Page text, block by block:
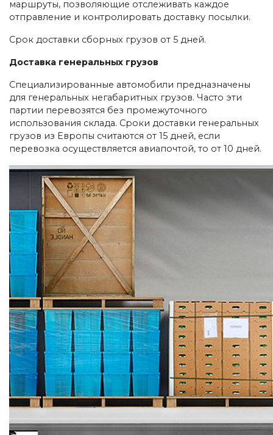
маршруты, позволяющие отслеживать каждое
отправление и контролировать доставку посылки.
Срок доставки сборных грузов от 5 дней.
Доставка генеральных грузов
Специализированные автомобили предназначены
для генеральных негабаритных грузов. Часто эти
партии перевозятся без промежуточного
использования склада. Сроки доставки генеральных
грузов из Европы считаются от 15 дней, если
перевозка осуществляется авиапочтой, то от 10 дней.